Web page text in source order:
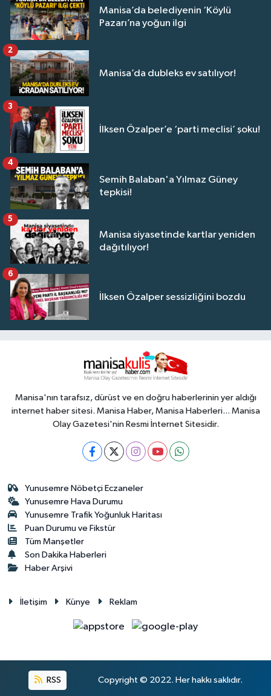
Manisa’da belediyenin ‘Köylü
Pazarı’na yoğun ilgi
Manisa’da dubleks ev satılıyor!
2
İlksen Özalper’e ‘parti meclisi’ şoku!
3
Semih Balaban'a Yılmaz Güney
tepkisi!
4
Manisa siyasetinde kartlar yeniden
dağıtılıyor!
5
İlksen Özalper sessizliğini bozdu
6
Manisa'nın tarafsız, dürüst ve en doğru haberlerinin yer aldığı
internet haber sitesi. Manisa Haber, Manisa Haberleri... Manisa
Olay Gazetesi'nin Resmi İnternet Sitesidir.
Yunusemre Nöbetçi Eczaneler
Yunusemre Hava Durumu
Yunusemre Trafik Yoğunluk Haritası
Puan Durumu ve Fikstür
Tüm Manşetler
Son Dakika Haberleri
Haber Arşivi
İletişim Künye Reklam
RSS Copyright © 2022. Her hakkı saklıdır.